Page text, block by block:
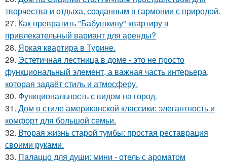
творчества и отдыха, созданным в гармонии с природой.
27. Как превратить "Бабушкину" квартиру в
привлекательный вариант для аренды?
28. Яркая квартира в Турине.
29. Эстетичная лестница в доме - это не просто
функциональный элемент, а важная часть интерьера,
которая задаёт стиль и атмосферу.
30. Функциональность с видом на город.
31. Дом в стиле американской классики: элегантность и
комфорт для большой семьи.
32. Вторая жизнь старой тумбы: простая реставрация
своими руками.
33. Палаццо для души: мини - отель с ароматом